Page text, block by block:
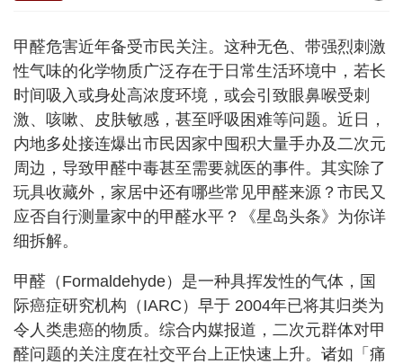
甲醛危害近年备受市民关注。这种无色、带强烈刺激
性气味的化学物质广泛存在于日常生活环境中，若长
时间吸入或身处高浓度环境，或会引致眼鼻喉受刺
激、咳嗽、皮肤敏感，甚至呼吸困难等问题。近日，
内地多处接连爆出市民因家中囤积大量手办及二次元
周边，导致甲醛中毒甚至需要就医的事件。其实除了
玩具收藏外，家居中还有哪些常见甲醛来源？市民又
应否自行测量家中的甲醛水平？《星岛头条》为你详
细拆解。
甲醛（Formaldehyde）是一种具挥发性的气体，国
际癌症研究机构（IARC）早于 2004年已将其归类为
令人类患癌的物质。综合内媒报道，二次元群体对甲
醛问题的关注度在社交平台上正快速上升。诸如「痛